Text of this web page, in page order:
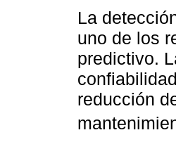
La
uno de los
predictivo.
reducción